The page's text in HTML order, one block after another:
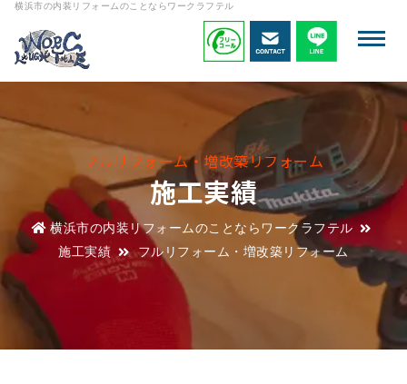
横浜市の内装リフォームのことならワークラフテル
フルリフォーム・増改築リフォーム
施工実績
横浜市の内装リフォームのことならワークラフテル
施工実績
フルリフォーム・増改築リフォーム